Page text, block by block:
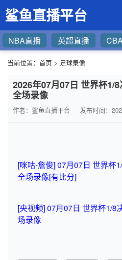
鲨鱼直播平台
NBA直播 英超直播
当前位置： 首页 > 足球录像
2026年07月07日 世界杯1/
全场录像
作者：鲨鱼直播平台 发布时间：
[咪咕-詹俊] 07月07日 世界杯
全场录像[有比分]
[央视频] 07月07日 世界杯1/8
场录像